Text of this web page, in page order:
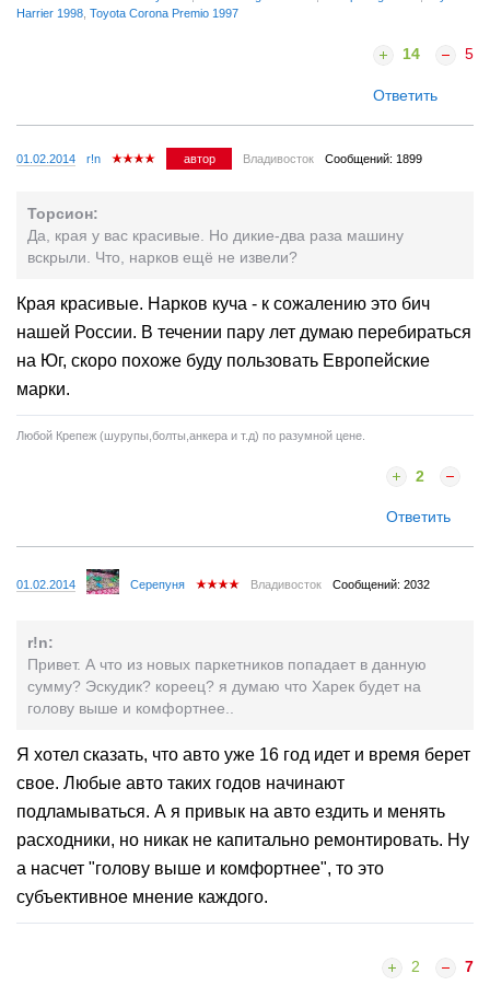
Harrier 1998 Toyota Corona Premio 1997
14 5
Ответить
01.02.2014 r!n автор Владивосток Сообщений: 1899
Торсион:
Да, края у вас красивые. Но дикие-два раза машину
вскрыли. Что, нарков ещё не извели?
Края красивые. Нарков куча - к сожалению это бич
нашей России. В течении пару лет думаю перебираться
на Юг, скоро похоже буду пользовать Европейские
марки.
Любой Крепеж (шурупы,болты,анкера и т.д) по разумной цене.
2
Ответить
01.02.2014 Серепуня Владивосток Сообщений: 2032
r!n:
Привет. А что из новых паркетников попадает в данную
сумму? Эскудик? кореец? я думаю что Харек будет на
голову выше и комфортнее..
Я хотел сказать, что авто уже 16 год идет и время берет
свое. Любые авто таких годов начинают
подламываться. А я привык на авто ездить и менять
расходники, но никак не капитально ремонтировать. Ну
а насчет "голову выше и комфортнее", то это
субъективное мнение каждого.
2 7